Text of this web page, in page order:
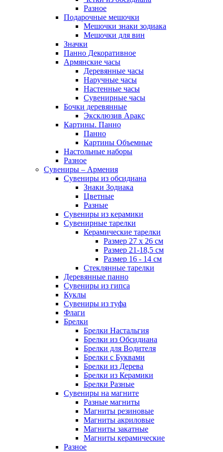
Разное
Подарочные мешочки
Мешочки знаки зодиака
Мешочки для вин
Значки
Панно Декоративное
Армянские часы
Деревянные часы
Наручные часы
Настенные часы
Сувенирные часы
Бочки деревянные
Эксклюзив Аракс
Картины. Панно
Панно
Картины Объемные
Настольные наборы
Разное
Сувениры – Армения
Сувениры из обсидиана
Знаки Зодиака
Цветные
Разные
Сувениры из керамики
Сувенирные тарелки
Керамические тарелки
Размер 27 х 26 см
Размер 21-18,5 см
Размер 16 - 14 см
Стеклянные тарелки
Деревянные панно
Сувениры из гипса
Куклы
Сувениры из туфа
Флаги
Брелки
Брелки Настальгия
Брелки из Обсидиана
Брелки для Водителя
Брелки с Буквами
Брелки из Дерева
Брелки из Керамики
Брелки Разные
Сувениры на магните
Разные магниты
Магниты резиновые
Магниты акриловые
Магниты закатные
Магниты керамические
Разное